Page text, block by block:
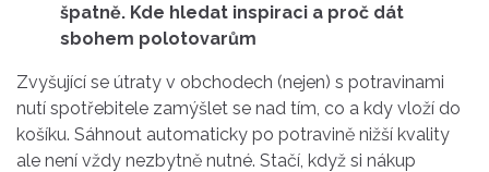
špatně. Kde hledat inspiraci a proč dát
sbohem polotovarům
Zvyšující se útraty v obchodech (nejen) s potravinami
nutí spotřebitele zamýšlet se nad tím, co a kdy vloží do
košíku. Sáhnout automaticky po potravině nižší kvality
ale není vždy nezbytně nutné. Stačí, když si nákup